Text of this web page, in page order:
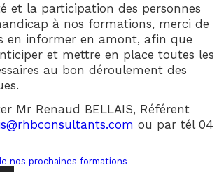
et la participation des personnes
à nos formations, merci de
en informer en amont, afin que
et mettre en place toutes les
au bon déroulement des
Mr Renaud BELLAIS, Référent
ou par tél 04
nos prochaines formations